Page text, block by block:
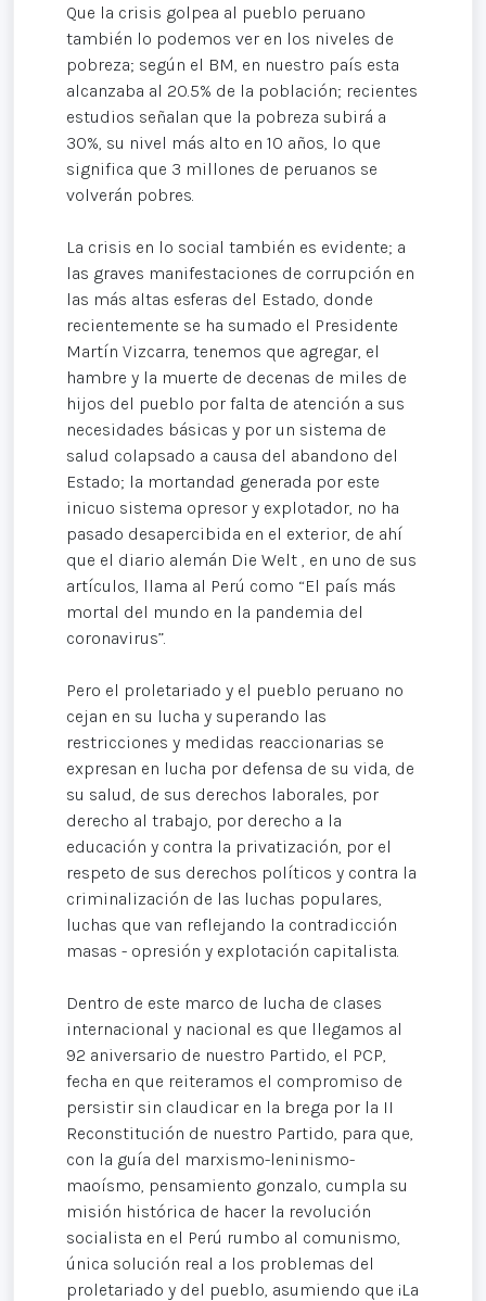
Que la crisis golpea al pueblo peruano
también lo podemos ver en los niveles de
pobreza; según el BM, en nuestro país esta
alcanzaba al 20.5% de la población; recientes
estudios señalan que la pobreza subirá a
30%, su nivel más alto en 10 años, lo que
significa que 3 millones de peruanos se
volverán pobres.
La crisis en lo social también es evidente; a
las graves manifestaciones de corrupción en
las más altas esferas del Estado, donde
recientemente se ha sumado el Presidente
Martín Vizcarra, tenemos que agregar, el
hambre y la muerte de decenas de miles de
hijos del pueblo por falta de atención a sus
necesidades básicas y por un sistema de
salud colapsado a causa del abandono del
Estado; la mortandad generada por este
inicuo sistema opresor y explotador, no ha
pasado desapercibida en el exterior, de ahí
que el diario alemán Die Welt , en uno de sus
artículos, llama al Perú como “El país más
mortal del mundo en la pandemia del
coronavirus”.
Pero el proletariado y el pueblo peruano no
cejan en su lucha y superando las
restricciones y medidas reaccionarias se
expresan en lucha por defensa de su vida, de
su salud, de sus derechos laborales, por
derecho al trabajo, por derecho a la
educación y contra la privatización, por el
respeto de sus derechos políticos y contra la
criminalización de las luchas populares,
luchas que van reflejando la contradicción
masas - opresión y explotación capitalista.
Dentro de este marco de lucha de clases
internacional y nacional es que llegamos al
92 aniversario de nuestro Partido, el PCP,
fecha en que reiteramos el compromiso de
persistir sin claudicar en la brega por la II
Reconstitución de nuestro Partido, para que,
con la guía del marxismo-leninismo-
maoísmo, pensamiento gonzalo, cumpla su
misión histórica de hacer la revolución
socialista en el Perú rumbo al comunismo,
única solución real a los problemas del
proletariado y del pueblo, asumiendo que ¡La